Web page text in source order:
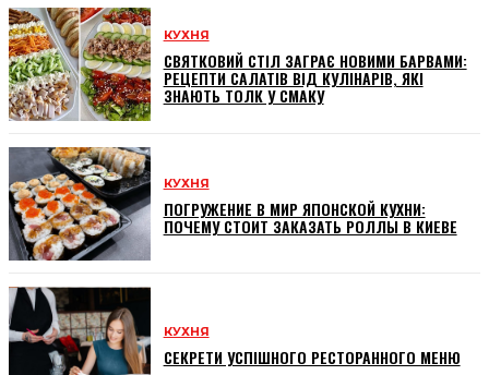
КУХНЯ
СВЯТКОВИЙ СТІЛ ЗАГРАЄ НОВИМИ БАРВАМИ:
РЕЦЕПТИ САЛАТІВ ВІД КУЛІНАРІВ, ЯКІ
ЗНАЮТЬ ТОЛК У СМАКУ
КУХНЯ
ПОГРУЖЕНИЕ В МИР ЯПОНСКОЙ КУХНИ:
ПОЧЕМУ СТОИТ ЗАКАЗАТЬ РОЛЛЫ В КИЕВЕ
КУХНЯ
СЕКРЕТИ УСПІШНОГО РЕСТОРАННОГО МЕНЮ